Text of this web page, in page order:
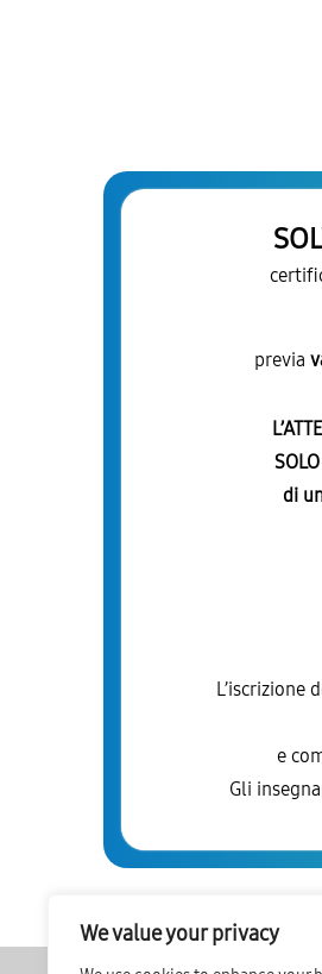
We value your privacy
previa
di
L’iscrizione
e
Gli